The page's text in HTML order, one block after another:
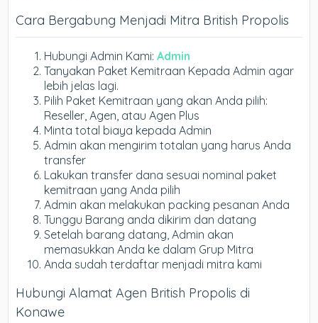
Cara Bergabung Menjadi Mitra British Propolis
Hubungi Admin Kami:Admin
Tanyakan Paket Kemitraan Kepada Admin agar
lebih jelas lagi.
Pilih Paket Kemitraan yang akan Anda pilih:
Reseller, Agen, atau Agen Plus
Minta total biaya kepada Admin
Admin akan mengirim totalan yang harus Anda
transfer
Lakukan transfer dana sesuai nominal paket
kemitraan yang Anda pilih
Admin akan melakukan packing pesanan Anda
Tunggu Barang anda dikirim dan datang
Setelah barang datang, Admin akan
memasukkan Anda ke dalam Grup Mitra
Anda sudah terdaftar menjadi mitra kami
Hubungi Alamat Agen British Propolis di
Konawe